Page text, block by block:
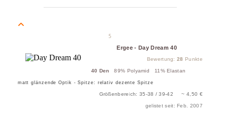
5
Ergee - Day Dream 40
Bewertung:28 Punkte
40 Den 89% Polyamid 11% Elastan
matt glänzende Optik - Spitze: relativ dezente Spitze
Größenbereich: 35-38 / 39-42 ~ 4,50 €
gelistet seit: Feb. 2007